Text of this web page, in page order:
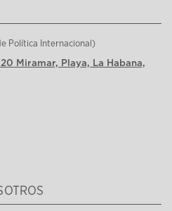
Política Internacional)
Miramar, Playa, La Habana,